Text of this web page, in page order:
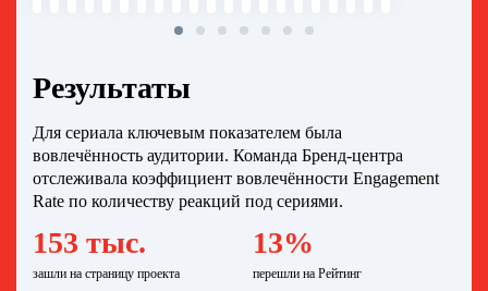
Результаты
Для сериала ключевым показателем была
вовлечённость аудитории. Команда Бренд-центра
отслеживала коэффициент вовлечённости Engagement
Rate по количеству реакций под сериями.
153 тыс.
зашли на страницу проекта
13%
перешли на Рейтинг